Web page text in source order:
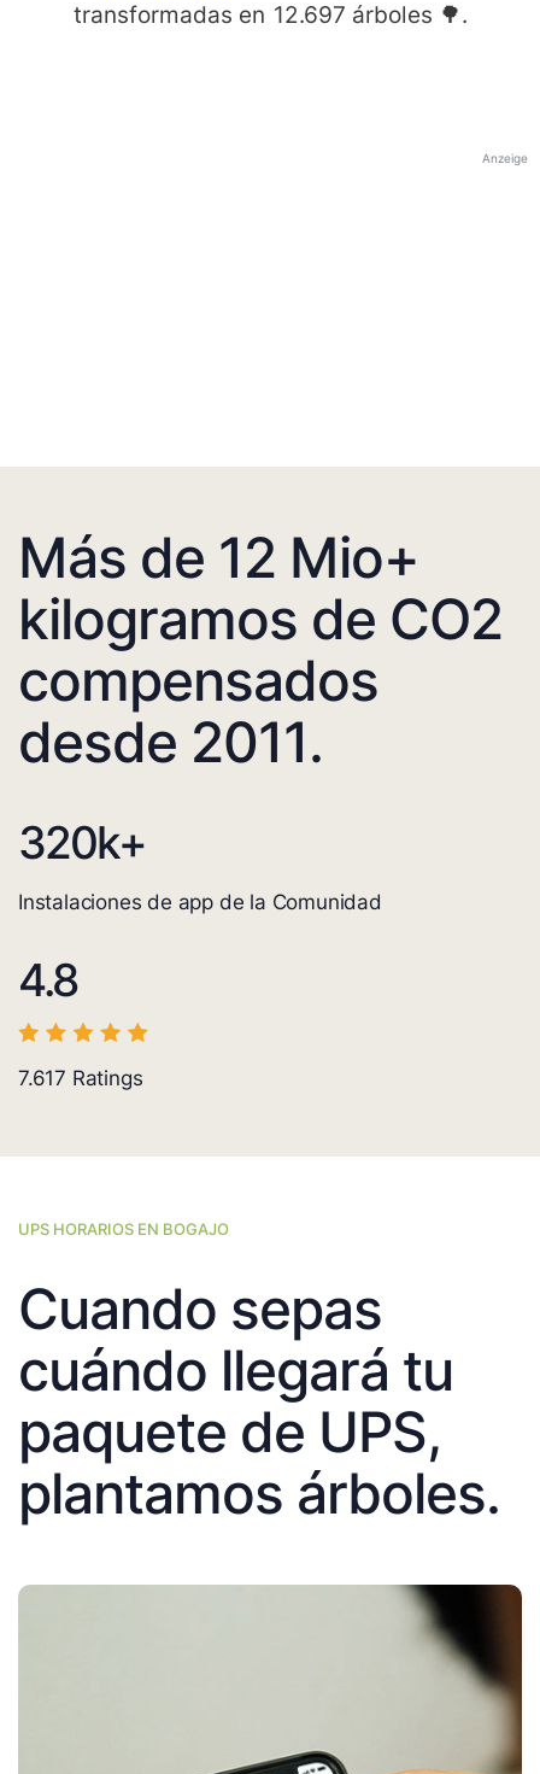
transformadas en 12.697 árboles 🌳.
Anzeige
Más de 12 Mio+
kilogramos de CO2
compensados
desde 2011.
320k+
Instalaciones de app de la Comunidad
4.8
7.617 Ratings
UPS HORARIOS EN BOGAJO
Cuando sepas
cuándo llegará tu
paquete de UPS,
plantamos árboles.